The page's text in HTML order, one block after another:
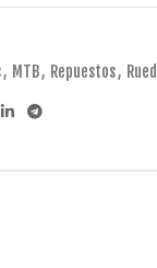
, MTB, Repuestos,